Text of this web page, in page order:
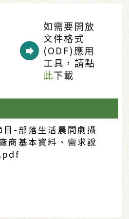
如需要開放
文件格式
(ODF)應用
工具，請點
此下載
目-部落生活晨間劇攝
商基本資料、需求說